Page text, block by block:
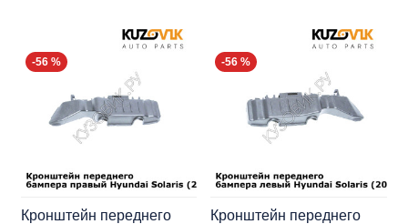
-56 %
Кронштейн переднего
-56 %
Кронштейн переднего